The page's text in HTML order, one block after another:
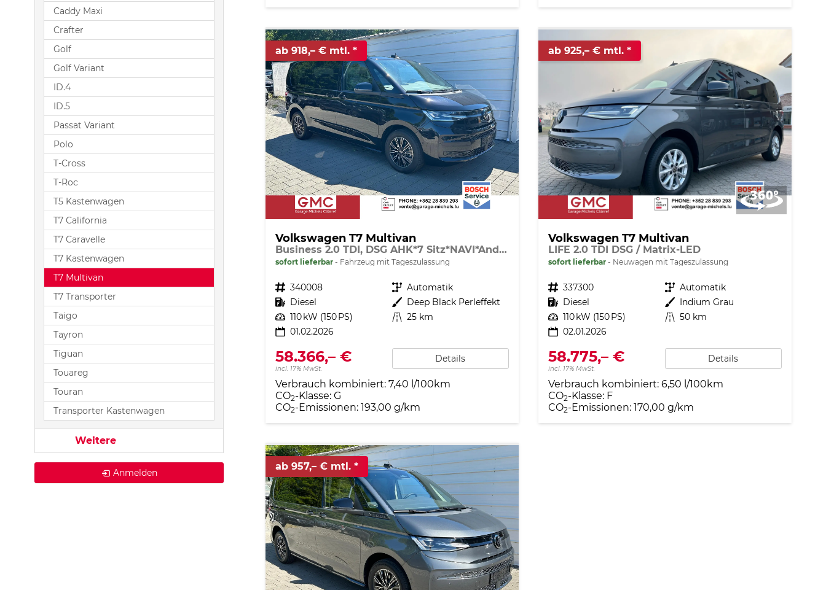
ab 918,– € mtl.
Volkswagen T7 Multivan
Business 2.0 TDI, DSG AHK*7 Sitz*NAVI*Android Auto*SHZ*Matrix*17"*Kamera*3Z Klimaauto*
sofort lieferbar Fahrzeug mit Tageszulassung
Fahrzeugnr. 340008 Getriebe Automatik
Kraftstoff Diesel Außenfarbe Deep Black Perleffekt
Leistung 110 kW (150 PS) Kilometerstand 25 km
01.02.2026
58.366,– €
incl. 17% MwSt.
Details
Verbrauch kombiniert: 7,40 l/100km
CO2-Klasse: G
CO2-Emissionen: 193,00 g/km
ab 925,– € mtl.
Volkswagen T7 Multivan
LIFE 2.0 TDI DSG / Matrix-LED
sofort lieferbar Neuwagen mit Tageszulassung
Fahrzeugnr. 337300 Getriebe Automatik
Kraftstoff Diesel Außenfarbe
Indium Grau
Leistung 110 kW (150 PS) Kilometerstand 50 km
02.01.2026
58.775,– €
incl. 17% MwSt.
Details
Verbrauch kombiniert: 6,50 l/100km
CO2-Klasse: F
CO2-Emissionen: 170,00 g/km
ab 957,– € mtl.
Caddy Maxi
Crafter
Golf
Golf Variant
ID.4
ID.5
Passat Variant
Polo
T-Cross
T-Roc
T5 Kastenwagen
T7 California
T7 Caravelle
T7 Kastenwagen
T7 Multivan
T7 Transporter
Taigo
Tayron
Tiguan
Touareg
Touran
Transporter Kastenwagen
Weitere
Anmelden